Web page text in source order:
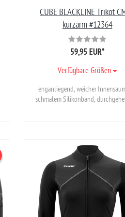
CUBE BLACKLINE Trikot
kurzarm #12364
59,95 EUR*
Verfügbare Größen
enganliegend, weicher
schmalem Silikonband,